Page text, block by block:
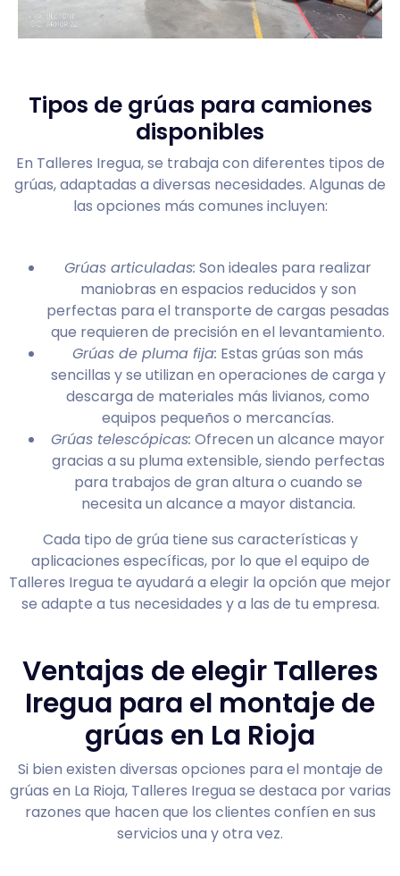
Tipos de grúas para camiones
disponibles
En Talleres Iregua, se trabaja con diferentes tipos de
grúas, adaptadas a diversas necesidades. Algunas de
las opciones más comunes incluyen:
Grúas articuladas: Son ideales para realizar
maniobras en espacios reducidos y son
perfectas para el transporte de cargas pesadas
que requieren de precisión en el levantamiento.
Grúas de pluma fija: Estas grúas son más
sencillas y se utilizan en operaciones de carga y
descarga de materiales más livianos, como
equipos pequeños o mercancías.
Grúas telescópicas: Ofrecen un alcance mayor
gracias a su pluma extensible, siendo perfectas
para trabajos de gran altura o cuando se
necesita un alcance a mayor distancia.
Cada tipo de grúa tiene sus características y
aplicaciones específicas, por lo que el equipo de
Talleres Iregua te ayudará a elegir la opción que mejor
se adapte a tus necesidades y a las de tu empresa.
Ventajas de elegir Talleres
Iregua para el montaje de
grúas en La Rioja
Si bien existen diversas opciones para el montaje de
grúas en La Rioja, Talleres Iregua se destaca por varias
razones que hacen que los clientes confíen en sus
servicios una y otra vez.